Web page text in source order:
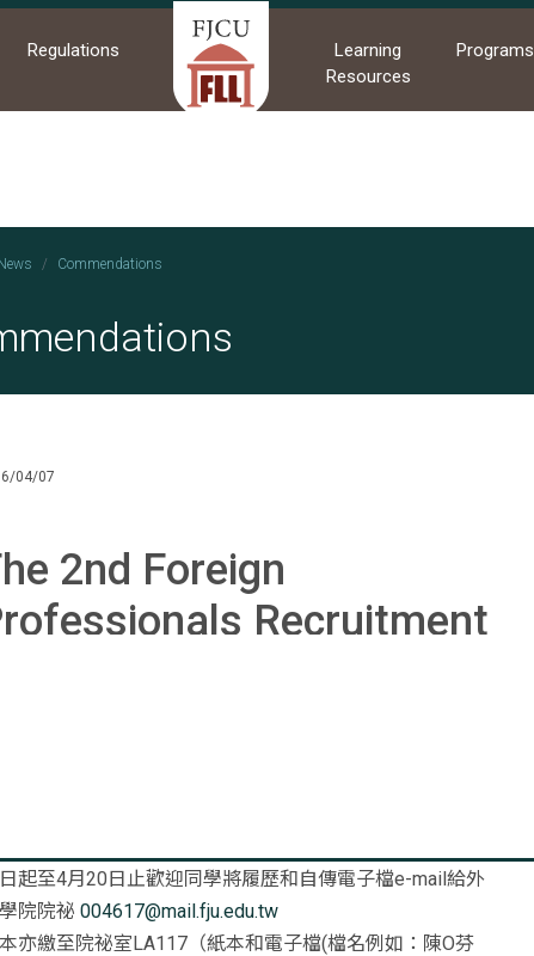
Regulations
Learning
Resources
Programs
News Commendations
04/07
2nd Foreign
Recruitment
起至4月20日止歡迎同學將履歷和自傳電子檔e-mail給外
院院祕 004617@mail.fju.edu.tw
亦繳至院祕室LA117（紙本和電子檔(檔名例如：陳O芬